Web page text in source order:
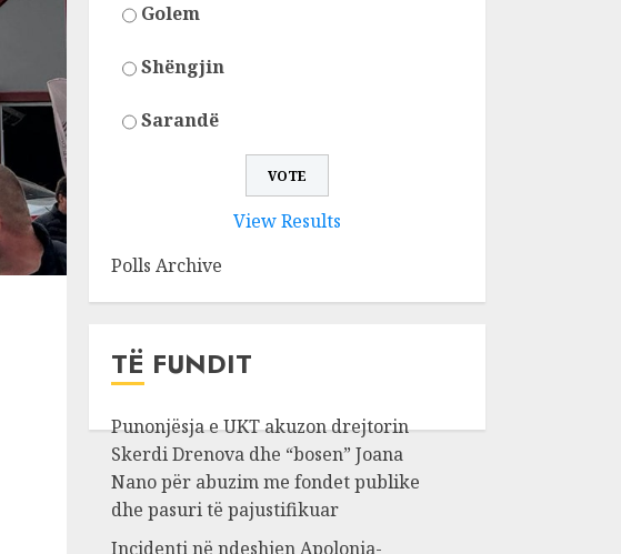
Golem
Shëngjin
Sarandë
View Results
Polls Archive
TË FUNDIT
Punonjësja e UKT akuzon drejtorin
Skerdi Drenova dhe “bosen” Joana
Nano për abuzim me fondet publike
dhe pasuri të pajustifikuar
Incidenti në ndeshjen Apolonia-